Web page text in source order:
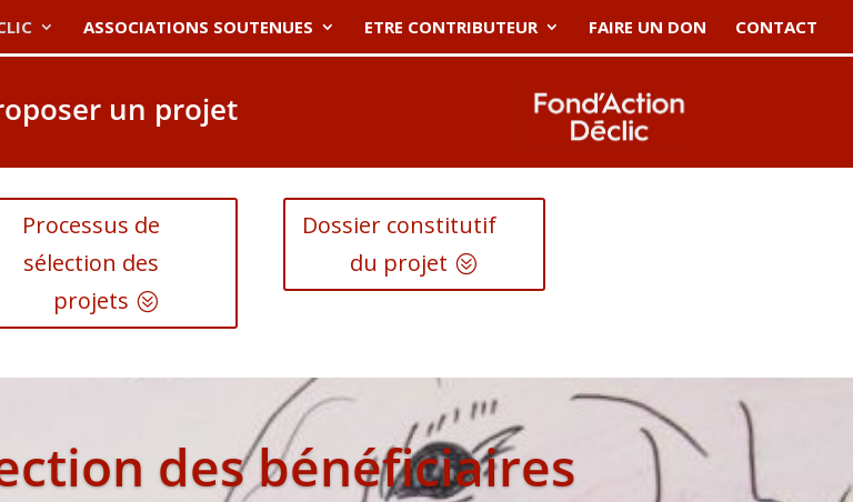
ASSOCIATIONS SOUTENUES ETRE CONTRIBUTEUR FAIRE UN DON CONTACT
un projet
Processus de
sélection des
projets
Dossier constitutif
du projet
des bénéficiaires